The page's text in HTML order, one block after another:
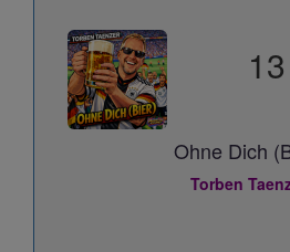
13
Ohne Dich
Torben